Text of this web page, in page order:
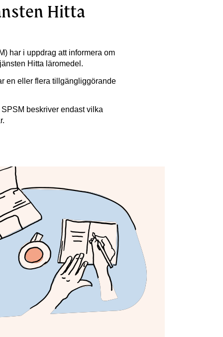
Hitta
har i uppdrag att informera om
Hitta läromedel.
en eller flera tillgängliggörande
beskriver endast vilka